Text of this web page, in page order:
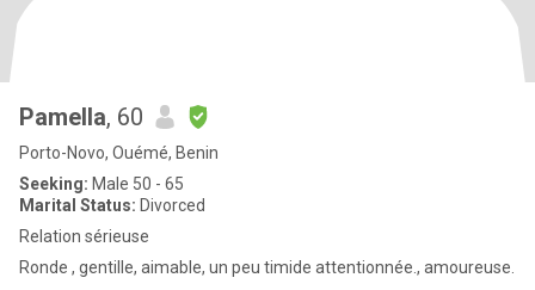
Pamella, 60
Porto-Novo, Ouémé, Benin
Seeking: Male 50 - 65
Marital Status: Divorced
Relation sérieuse
Ronde , gentille, aimable, un peu timide attentionnée., amoureuse.